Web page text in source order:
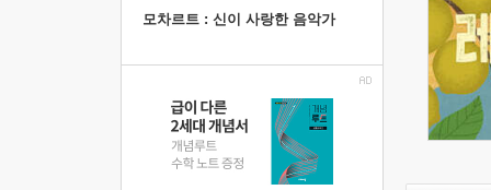
모차르트 : 신이 사랑한 음악가